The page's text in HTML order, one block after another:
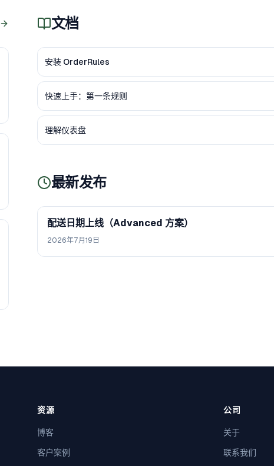
文档
安装 OrderRules
快速上手：第一条规则
理解仪表盘
最新发布
配送日期上线（Advanced 方案）
2026年7月19日
资源
博客
客户案例
公司
关于
联系我们